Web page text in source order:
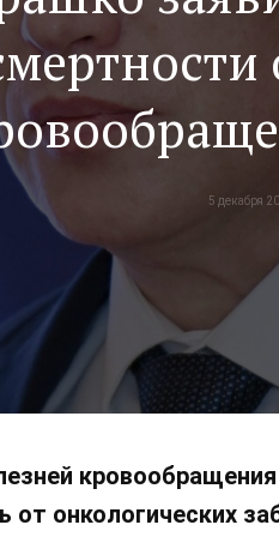
5 декабря
онкологических